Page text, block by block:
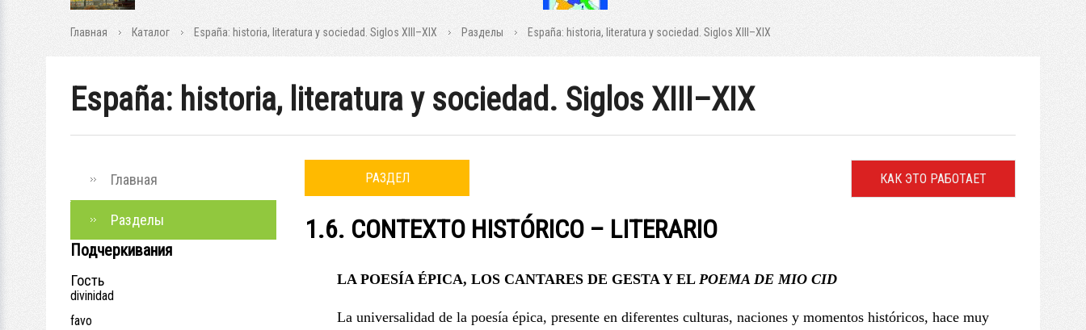
Главная Каталог España: historia, literatura y sociedad. Siglos XIII–XIX Разделы España: historia, literatura y sociedad. Siglos XIII–XIX
España: historia, literatura y sociedad. Siglos XIII–XIX
Главная
Разделы
Подчеркивания
Гость
divinidad
favo
РАЗДЕЛ КАК ЭТО РАБОТАЕТ
1.6. CONTEXTO HISTÓRICO – LITERARIO
LA POESÍA ÉPICA, LOS CANTARES DE GESTA YEL POEMA DE MIO CID
La universalidad de la poesía épica, presente en diferentes culturas, naciones y momentos históricos, hace muy